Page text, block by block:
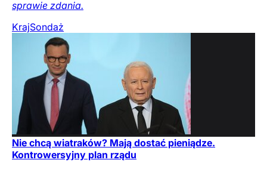
sprawie zdania.
KrajSondaż
Nie chcą wiatraków? Mają dostać pieniądze.
Kontrowersyjny plan rządu